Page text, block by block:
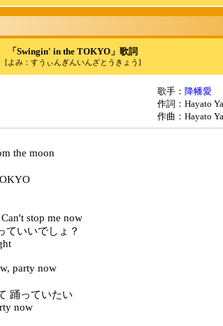
「Swingin' in the TOKYO」歌詞
[よみ：すうぃんぎんいんざとうきょう]
歌手： 降幡愛
作詞：Hayato
作曲：Hayato
the moon
stop me now
ていいでしょ？
party now
踊っていたい
now